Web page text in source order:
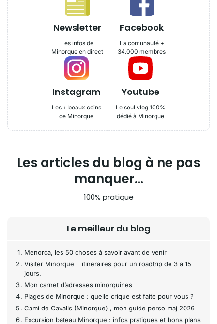
Newsletter
Les infos de
Minorque en direct
Facebook
La comunauté +
34.000 membres
Instagram
Les + beaux coins
de Minorque
Youtube
Le seul vlog 100%
dédié à Minorque
Les articles du blog à ne pas
manquer...
100% pratique
Le meilleur du blog
Menorca, les 50 choses à savoir avant de venir
Visiter Minorque : itinéraires pour un roadtrip de 3 à 15
jours.
Mon carnet d’adresses minorquines
Plages de Minorque : quelle crique est faite pour vous ?
Camí de Cavalls (Minorque) , mon guide perso maj 2026
Excursion bateau Minorque : infos pratiques et bons plans